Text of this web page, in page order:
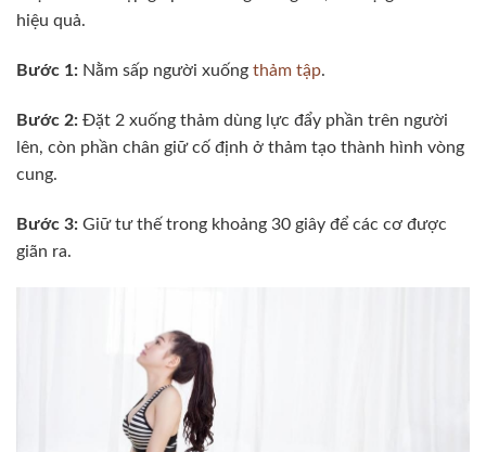
hiệu quả.
Bước 1: Nằm sấp người xuống thảm tập.
Bước 2: Đặt 2 xuống thảm dùng lực đẩy phần trên người
lên, còn phần chân giữ cố định ở thảm tạo thành hình vòng
cung.
Bước 3: Giữ tư thế trong khoảng 30 giây để các cơ được
giãn ra.